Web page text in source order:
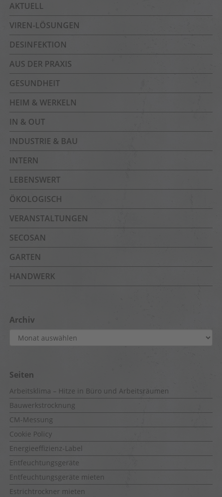
AKTUELL
VIREN-LÖSUNGEN
DESINFEKTION
AUS DER PRAXIS
GESUNDHEIT
HEIM & WERKELN
IN & OUT
INDUSTRIE & BAU
INTERN
LEBENSWERT
ÖKOLOGISCH
VERANSTALTUNGEN
SECOSAN
GARTEN
HANDWERK
Archiv
Archiv
Seiten
Arbeitsklima – Hitze in Büro und Arbeitsräumen
Bauwerkstrocknung
CM-Messung
Cookie Policy
Energieeffizienz-Label
Entfeuchtungsgeräte
Entfeuchtungsgeräte mieten
Estrichtrockner mieten